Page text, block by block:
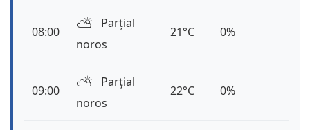
08:00 ⛅️
Parțial
noros
21°C 0%
09:00 ⛅️
Parțial
noros
22°C 0%